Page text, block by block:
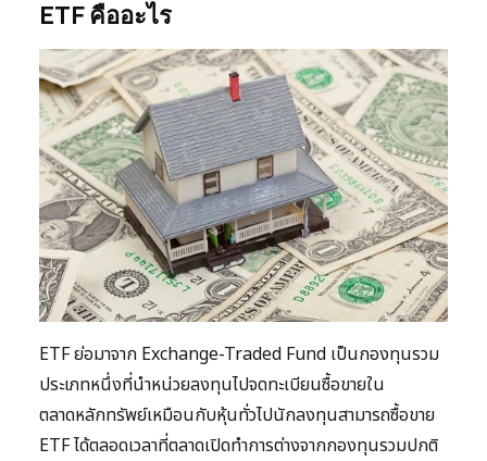
ETF คืออะไร
ETF ย่อมาจาก Exchange-Traded Fund เป็นกองทุนรวม
ประเภทหนึ่งที่นำหน่วยลงทุนไปจดทะเบียนซื้อขายใน
ตลาดหลักทรัพย์เหมือนกับหุ้นทั่วไปนักลงทุนสามารถซื้อขาย
ETF ได้ตลอดเวลาที่ตลาดเปิดทำการต่างจากกองทุนรวมปกติ